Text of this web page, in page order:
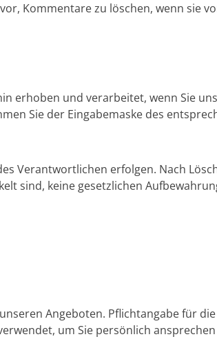
Kommentare zu löschen, wenn sie
erhoben und verarbeitet, wenn Sie
Sie der Eingabemaske des
Verantwortlichen erfolgen. Nach
sind, keine gesetzlichen
Angeboten. Pflichtangabe für die
um Sie persönlich